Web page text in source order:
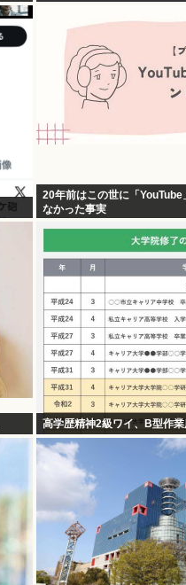
20年前はこの世に「
なかった事実
高学歴精神2級ワイ、B型作